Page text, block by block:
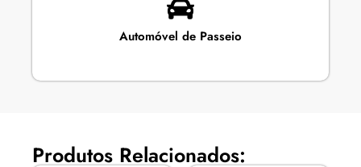
Automóvel de Passeio
Produtos Relacionados: